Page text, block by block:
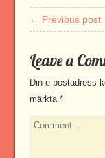
← Previous post
Leave a
Din e-postadress
märkta *